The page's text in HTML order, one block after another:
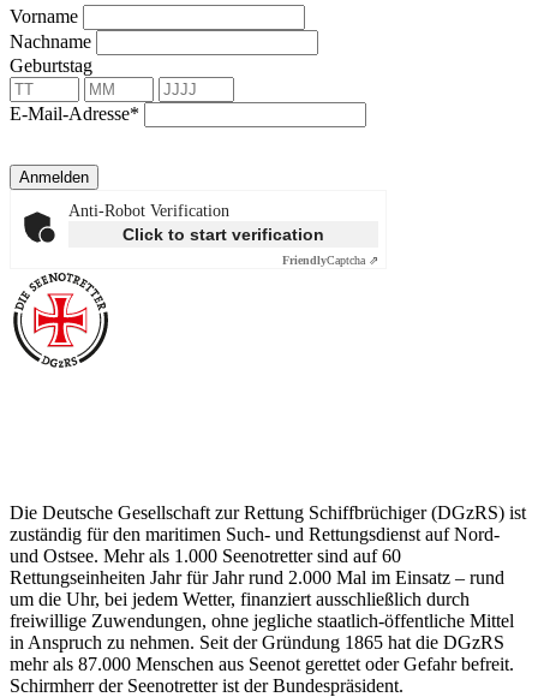
Vorname
Nachname
Geburtstag
E-Mail-Adresse*
Anmelden
Anti-Robot Verification
Click to start verification
FriendlyCaptcha ⇗
Die Deutsche Gesellschaft zur Rettung Schiffbrüchiger (DGzRS) ist
zuständig für den maritimen Such- und Rettungsdienst auf Nord-
und Ostsee. Mehr als 1.000 Seenotretter sind auf 60
Rettungseinheiten Jahr für Jahr rund 2.000 Mal im Einsatz – rund
um die Uhr, bei jedem Wetter, finanziert ausschließlich durch
freiwillige Zuwendungen, ohne jegliche staatlich-öffentliche Mittel
in Anspruch zu nehmen. Seit der Gründung 1865 hat die DGzRS
mehr als 87.000 Menschen aus Seenot gerettet oder Gefahr befreit.
Schirmherr der Seenotretter ist der Bundespräsident.